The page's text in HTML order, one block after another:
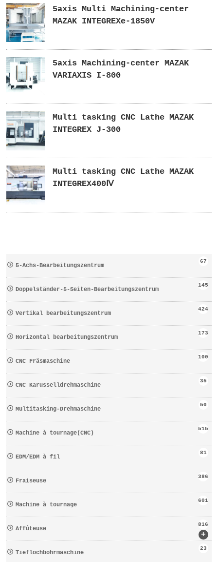
5axis Multi Machining-center
MAZAK INTEGREXe-1850V
5axis Machining-center MAZAK
VARIAXIS I-800
Multi tasking CNC Lathe MAZAK
INTEGREX J-300
Multi tasking CNC Lathe MAZAK
INTEGREX400Ⅳ
5-Achs-Bearbeitungszentrum
67
Doppelständer-5-Seiten-Bearbeitungszentrum
145
Vertikal bearbeitungszentrum
424
Horizontal bearbeitungszentrum
173
CNC Fräsmaschine
100
CNC Karusselldrehmaschine
35
Multitasking-Drehmaschine
50
Machine à tournage(CNC)
515
EDM/EDM à fil
81
Fraiseuse
386
Machine à tournage
601
+
Affûteuse
816
Tieflochbohrmaschine
23